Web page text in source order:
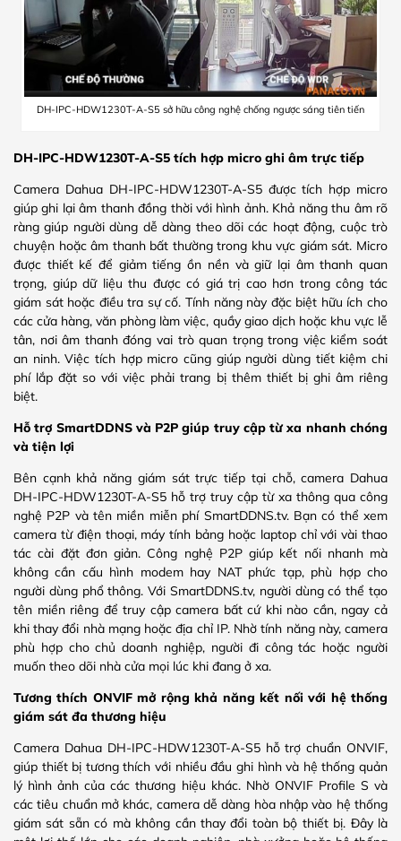
DH-IPC-HDW1230T-A-S5 sở hữu công nghệ chống ngược sáng tiên tiến
DH-IPC-HDW1230T-A-S5 tích hợp micro ghi âm trực tiếp
Camera Dahua DH-IPC-HDW1230T-A-S5 được tích hợp micro
giúp ghi lại âm thanh đồng thời với hình ảnh. Khả năng thu âm rõ
ràng giúp người dùng dễ dàng theo dõi các hoạt động, cuộc trò
chuyện hoặc âm thanh bất thường trong khu vực giám sát. Micro
được thiết kế để giảm tiếng ồn nền và giữ lại âm thanh quan
trọng, giúp dữ liệu thu được có giá trị cao hơn trong công tác
giám sát hoặc điều tra sự cố. Tính năng này đặc biệt hữu ích cho
các cửa hàng, văn phòng làm việc, quầy giao dịch hoặc khu vực lễ
tân, nơi âm thanh đóng vai trò quan trọng trong việc kiểm soát
an ninh. Việc tích hợp micro cũng giúp người dùng tiết kiệm chi
phí lắp đặt so với việc phải trang bị thêm thiết bị ghi âm riêng
biệt.
Hỗ trợ SmartDDNS và P2P giúp truy cập từ xa nhanh chóng
và tiện lợi
Bên cạnh khả năng giám sát trực tiếp tại chỗ, camera Dahua
DH-IPC-HDW1230T-A-S5 hỗ trợ truy cập từ xa thông qua công
nghệ P2P và tên miền miễn phí SmartDDNS.tv. Bạn có thể xem
camera từ điện thoại, máy tính bảng hoặc laptop chỉ với vài thao
tác cài đặt đơn giản. Công nghệ P2P giúp kết nối nhanh mà
không cần cấu hình modem hay NAT phức tạp, phù hợp cho
người dùng phổ thông. Với SmartDDNS.tv, người dùng có thể tạo
tên miền riêng để truy cập camera bất cứ khi nào cần, ngay cả
khi thay đổi nhà mạng hoặc địa chỉ IP. Nhờ tính năng này, camera
phù hợp cho chủ doanh nghiệp, người đi công tác hoặc người
muốn theo dõi nhà cửa mọi lúc khi đang ở xa.
Tương thích ONVIF mở rộng khả năng kết nối với hệ thống
giám sát đa thương hiệu
Camera Dahua DH-IPC-HDW1230T-A-S5 hỗ trợ chuẩn ONVIF,
giúp thiết bị tương thích với nhiều đầu ghi hình và hệ thống quản
lý hình ảnh của các thương hiệu khác. Nhờ ONVIF Profile S và
các tiêu chuẩn mở khác, camera dễ dàng hòa nhập vào hệ thống
giám sát sẵn có mà không cần thay đổi toàn bộ thiết bị. Đây là